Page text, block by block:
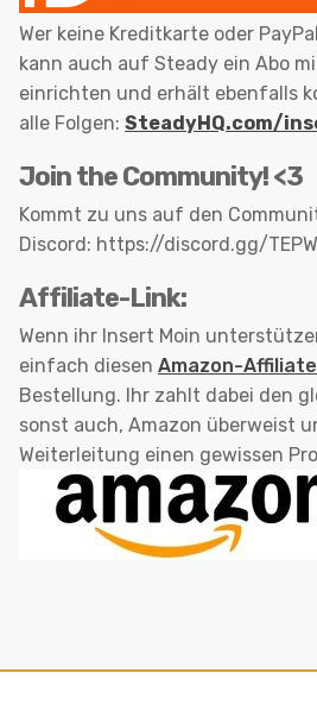
Wer keine Kreditkarte oder
kann auch auf Steady ein Abo
einrichten und erhält ebenfalls
alle Folgen: SteadyHQ.com/
Join the Community! <3
Kommt zu uns auf den
Discord: https://discord.gg/
Affiliate-Link:
Wenn ihr Insert Moin
einfach diesen Amazon-
Bestellung. Ihr zahlt dabei den
sonst auch, Amazon überweist
Weiterleitung einen gewissen